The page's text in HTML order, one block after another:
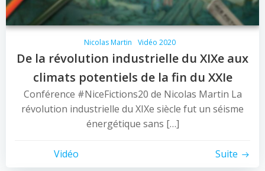
Nicolas Martin Vidéo 2020
De la révolution industrielle du XIXe aux
climats potentiels de la fin du XXIe
Conférence #NiceFictions20 de Nicolas Martin La
révolution industrielle du XIXe siècle fut un séisme
énergétique sans […]
Vidéo Suite